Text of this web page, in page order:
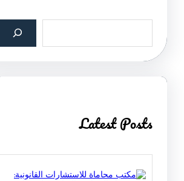
c
Latest Posts